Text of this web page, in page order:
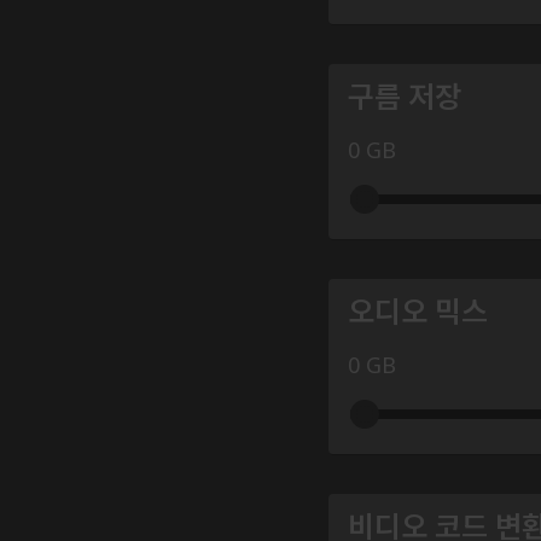
구름 저장
0 GB
오디오 믹스
0 GB
비디오 코드 변